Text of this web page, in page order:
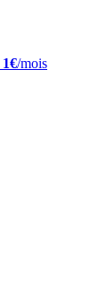
1€/mois